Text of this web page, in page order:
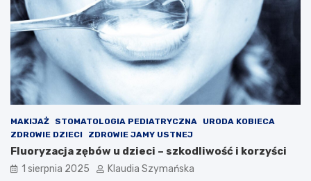
MAKIJAŻ STOMATOLOGIA PEDIATRYCZNA
URODA KOBIECA
ZDROWIE DZIECI
ZDROWIE JAMY USTNEJ
Fluoryzacja zębów u dzieci – szkodliwość i korzyści
1 sierpnia 2025 Klaudia Szymańska